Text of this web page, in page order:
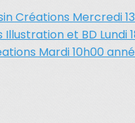
Créations Mercredi
Illustration et BD Lundi
Mardi 10h00